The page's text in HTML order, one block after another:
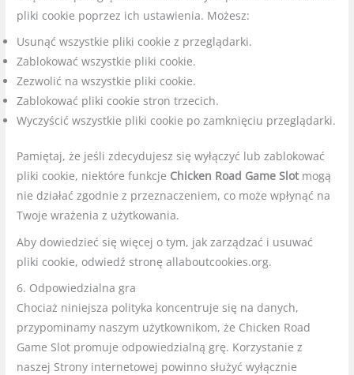
pliki cookie poprzez ich ustawienia. Możesz:
Usunąć wszystkie pliki cookie z przeglądarki.
Zablokować wszystkie pliki cookie.
Zezwolić na wszystkie pliki cookie.
Zablokować pliki cookie stron trzecich.
Wyczyścić wszystkie pliki cookie po zamknięciu przeglądarki.
Pamiętaj, że jeśli zdecydujesz się wyłączyć lub zablokować
pliki cookie, niektóre funkcje Chicken Road Game Slot mogą
nie działać zgodnie z przeznaczeniem, co może wpłynąć na
Twoje wrażenia z użytkowania.
Aby dowiedzieć się więcej o tym, jak zarządzać i usuwać
pliki cookie, odwiedź stronę allaboutcookies.org.
6. Odpowiedzialna gra
Chociaż niniejsza polityka koncentruje się na danych,
przypominamy naszym użytkownikom, że Chicken Road
Game Slot promuje odpowiedzialną grę. Korzystanie z
naszej Strony internetowej powinno służyć wyłącznie